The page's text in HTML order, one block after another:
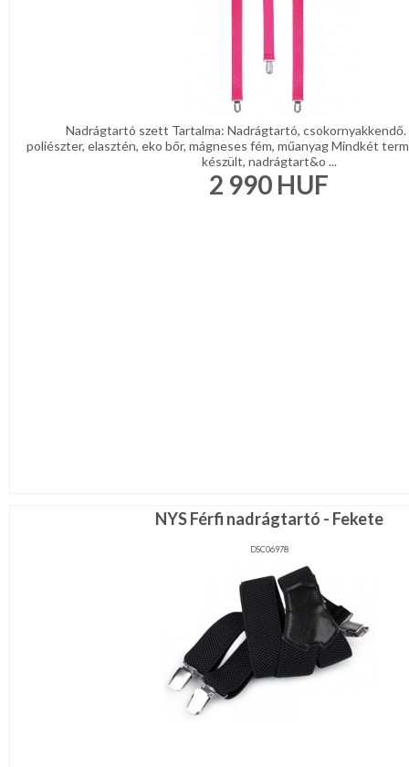
Nadrágtartó szett Tartalma: Nadrágtartó, csokornyakkendő.
poliészter, elasztén, eko bőr, mágneses fém, műanyag Mindkét
készült, nadrágtart&o ...
2 990 HUF
NYS Férfi nadrágtartó - Fekete
DSC06978